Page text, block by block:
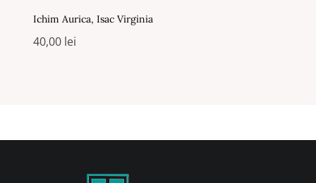
Ichim Aurica, Isac Virginia
40,00 lei